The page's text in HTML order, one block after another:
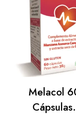
Melacol
Cápsulas.